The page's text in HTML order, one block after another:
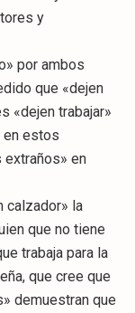
y
por ambos
que «dejen
«dejen trabajar»
en estos
extraños» en
calzador» la
que no tiene
trabaja para la
que cree que
demuestran que